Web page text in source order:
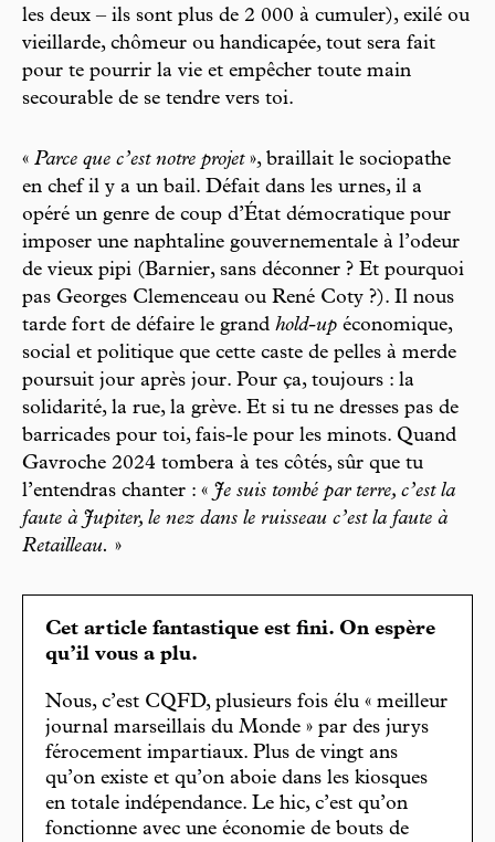
les deux – ils sont plus de 2 000 à cumuler), exilé ou
vieillarde, chômeur ou handicapée, tout sera fait
pour te pourrir la vie et empêcher toute main
secourable de se tendre vers toi.
« Parce que c’est notre projet», braillait le sociopathe
en chef il y a un bail. Défait dans les urnes, il a
opéré un genre de coup d’État démocratique pour
imposer une naphtaline gouvernementale à l’odeur
de vieux pipi (Barnier, sans déconner ? Et pourquoi
pas Georges Clemenceau ou René Coty ?). Il nous
tarde fort de défaire le grand hold-up économique,
social et politique que cette caste de pelles à merde
poursuit jour après jour. Pour ça, toujours : la
solidarité, la rue, la grève. Et si tu ne dresses pas de
barricades pour toi, fais-le pour les minots. Quand
Gavroche 2024 tombera à tes côtés, sûr que tu
l’entendras chanter : « Je suis tombé par terre, c’est la
faute à Jupiter, le nez dans le ruisseau c’est la faute à
Retailleau. »
Cet article fantastique est fini. On espère
qu’il vous a plu.
Nous, c’est CQFD, plusieurs fois élu « meilleur
journal marseillais du Monde » par des jurys
férocement impartiaux. Plus de vingt ans
qu’on existe et qu’on aboie dans les kiosques
en totale indépendance. Le hic, c’est qu’on
fonctionne avec une économie de bouts de